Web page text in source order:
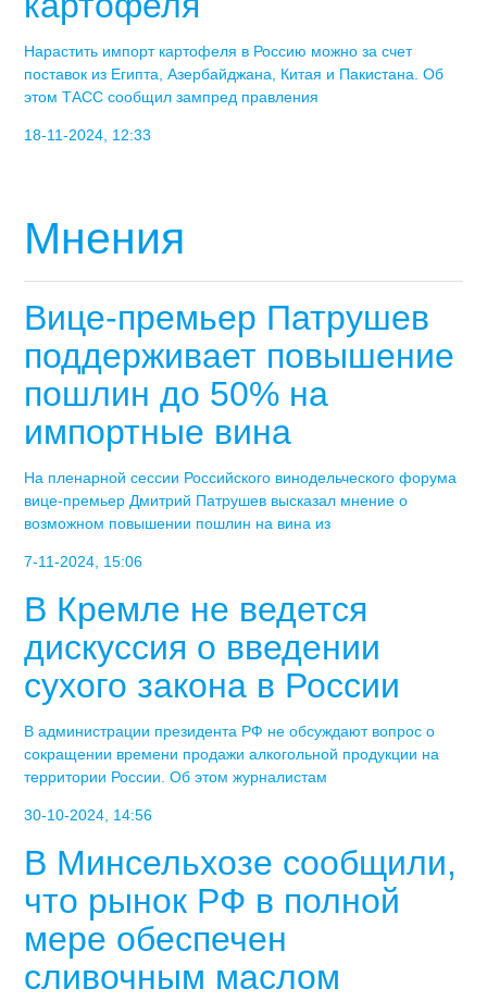
Нарастить импорт картофеля в Россию можно за счет
поставок из Египта, Азербайджана, Китая и Пакистана. Об
этом ТАСС сообщил зампред правления
18-11-2024, 12:33
Мнения
Вице-премьер Патрушев
поддерживает повышение
пошлин до 50% на
импортные вина
На пленарной сессии Российского винодельческого форума
вице-премьер Дмитрий Патрушев высказал мнение о
возможном повышении пошлин на вина из
7-11-2024, 15:06
В Кремле не ведется
дискуссия о введении
сухого закона в России
В администрации президента РФ не обсуждают вопрос о
сокращении времени продажи алкогольной продукции на
территории России. Об этом журналистам
30-10-2024, 14:56
В Минсельхозе сообщили,
что рынок РФ в полной
мере обеспечен
сливочным маслом